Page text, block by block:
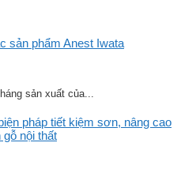
sản phẩm Anest Iwata
sản xuất của...
pháp tiết kiệm sơn, nâng cao
gỗ nội thất